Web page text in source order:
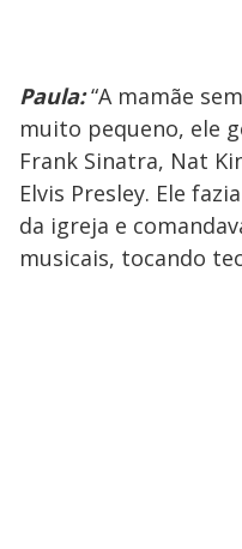
Paula: “A mamãe
muito pequeno, ele
Frank Sinatra, Nat
Elvis Presley. Ele
da igreja e
musicais, tocando